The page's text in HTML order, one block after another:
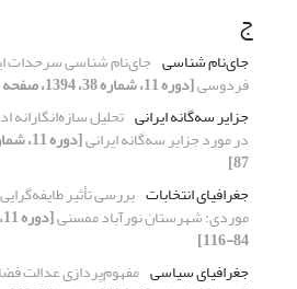
ج
جای‌نام شناسی جای‌نام شناسی سرحدات
فردوسی[دوره 11، شماره 38، 1394، صفحه 89-114]
جزایر سه‌گانه ایرانی تحلیل سازه‌انگارانه
در مورد جزایر سه‌گانه ایرانی
87]
جغرافیای انتخابات بررسی تأثیر
موردی: شهرستان نورآباد ممسنی
84-116]
جغرافیای سیاسی مفهوم‌پردازی عدالت